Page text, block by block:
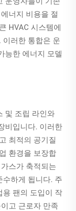
너지 비용을 절
HVAC 시스템에
러한 통합은 운
능한 에너지 모델
및 조립 라인와
비입니다. 이러한
최적의 공기질
환경을 보장합
스가 축적되는
수하게 됩니다. 주
용 팬의 도입이 작
고 근로자 만족